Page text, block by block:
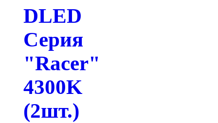
DLED
Серия
"Racer"
4300K
(2шт.)